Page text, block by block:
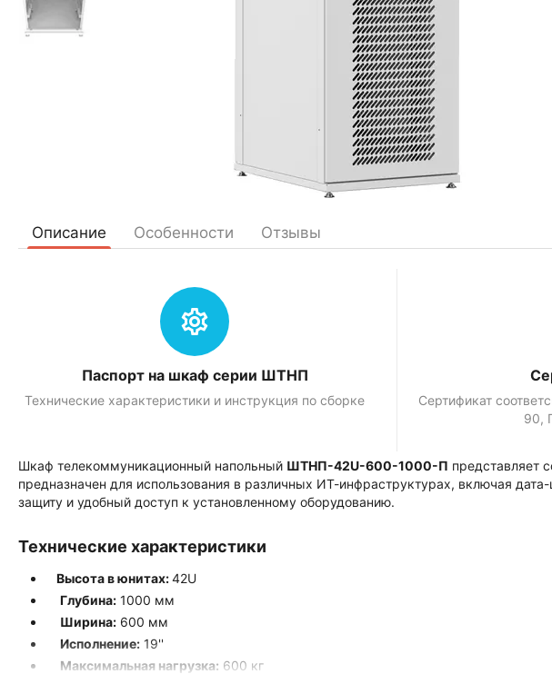
Описание Особенности Отзывы
Паспорт на шкаф серии ШТНП
Технические характеристики и инструкция по сборке
Сертификат
90,
Шкаф телекоммуникационный напольный ШТНП-42U-600-1000-П представляет
предназначен для использования в различных ИТ-инфраструктурах, включая
защиту и удобный доступ к установленному оборудованию.
Технические характеристики
Высота в юнитах:42U
Глубина: 1000 мм
Ширина: 600 мм
Исполнение: 19''
Максимальная нагрузка: 600 кг